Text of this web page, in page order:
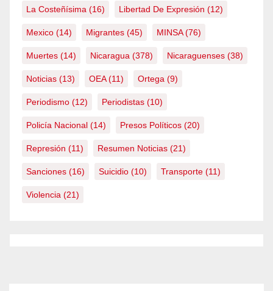
La Costeñísima (16) Libertad De Expresión (12)
Mexico (14) Migrantes (45) MINSA(76)
Muertes (14) Nicaragua (378) Nicaraguenses (38)
Noticias (13) OEA(11) Ortega (9)
Periodismo (12) Periodistas (10)
Policía Nacional (14) Presos Políticos (20)
Represión (11) Resumen Noticias (21)
Sanciones (16) Suicidio (10) Transporte (11)
Violencia (21)